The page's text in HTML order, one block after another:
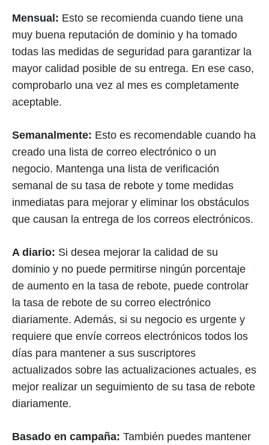
Mensual: Esto se recomienda cuando tiene una
muy buena reputación de dominio y ha tomado
todas las medidas de seguridad para garantizar la
mayor calidad posible de su entrega. En ese caso,
comprobarlo una vez al mes es completamente
aceptable.
Semanalmente: Esto es recomendable cuando ha
creado una lista de correo electrónico o un
negocio. Mantenga una lista de verificación
semanal de su tasa de rebote y tome medidas
inmediatas para mejorar y eliminar los obstáculos
que causan la entrega de los correos electrónicos.
A diario: Si desea mejorar la calidad de su
dominio y no puede permitirse ningún porcentaje
de aumento en la tasa de rebote, puede controlar
la tasa de rebote de su correo electrónico
diariamente. Además, si su negocio es urgente y
requiere que envíe correos electrónicos todos los
días para mantener a sus suscriptores
actualizados sobre las actualizaciones actuales, es
mejor realizar un seguimiento de su tasa de rebote
diariamente.
Basado en campaña: También puedes mantener